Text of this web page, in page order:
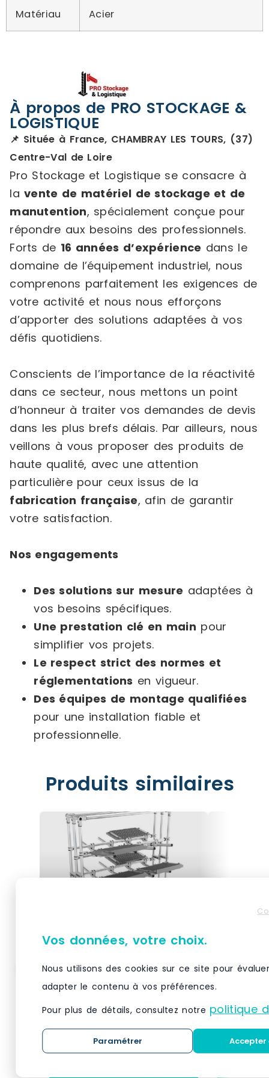
Matériau Acier
À propos de PRO STOCKAGE &
LOGISTIQUE
📌 Située à France, CHAMBRAY LES TOURS, (37)
Centre-Val de Loire
Pro Stockage et Logistique se consacre à
lavente de matériel de stockage et de
manutention, spécialement conçue pour
répondre aux besoins des professionnels.
Forts de 16 années d’expérience dans le
domaine de l’équipement industriel, nous
comprenons parfaitement les exigences de
votre activité et nous nous efforçons
d’apporter des solutions adaptées à vos
défis quotidiens.
Conscients de l’importance de la réactivité
dans ce secteur, nous mettons un point
d’honneur à traiter vos demandes de devis
dans les plus brefs délais. Par ailleurs, nous
veillons à vous proposer des produits de
haute qualité, avec une attention
particulière pour ceux issus de la
fabrication française, afin de garantir
votre satisfaction.
Nos engagements
Des solutions sur mesure adaptées à
vos besoins spécifiques.
Une prestation clé en main pour
simplifier vos projets.
Le respect strict des normes et
réglementations en vigueur.
Des équipes de montage qualifiées
pour une installation fiable et
professionnelle.
Produits similaires
solution de stockage idéale pour
apporte
le
Vos données, votre choix.
Nous utilisons des cookies sur ce site pour
adapter le contenu à vos préférences.
Pour plus de détails, consultez notre politique
Paramétrer